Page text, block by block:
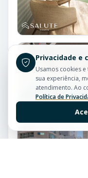
Privacidade e
Usamos cookies
sua experiência,
atendimento. Ao
Política de